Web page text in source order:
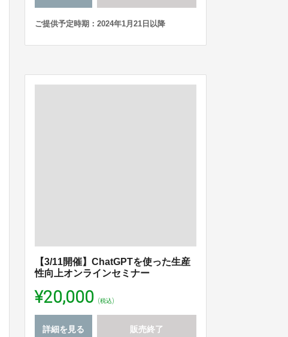
ご提供予定時期：2024年1月21日以降
【3/11開催】ChatGPTを使った生産
性向上オンラインセミナー
¥20,000 (税込)
詳細を見る 販売終了